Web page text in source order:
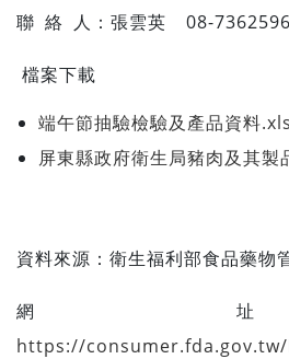
聯 絡 人：張雲英 08-7362596
檔案下載
端午節抽驗檢驗及產品資料.xls
屏東縣政府衛生局豬肉及其製
資料來源： 衛生福利部食品藥物
網
https://